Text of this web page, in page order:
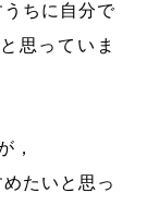
ちに自分で
思っていま
，
たいと思っ